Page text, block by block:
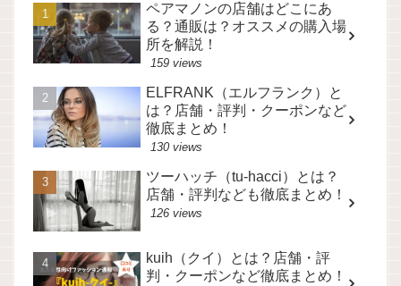
ペアマノンの店舗はどこにあ
る？通販は？オススメの購入場
所を解説！
159 views
ELFRANK（エルフランク）と
は？店舗・評判・クーポンなど
徹底まとめ！
130 views
ツーハッチ（tu-hacci）とは？
店舗・評判なども徹底まとめ！
126 views
kuih（クイ）とは？店舗・評
判・クーポンなど徹底まとめ！